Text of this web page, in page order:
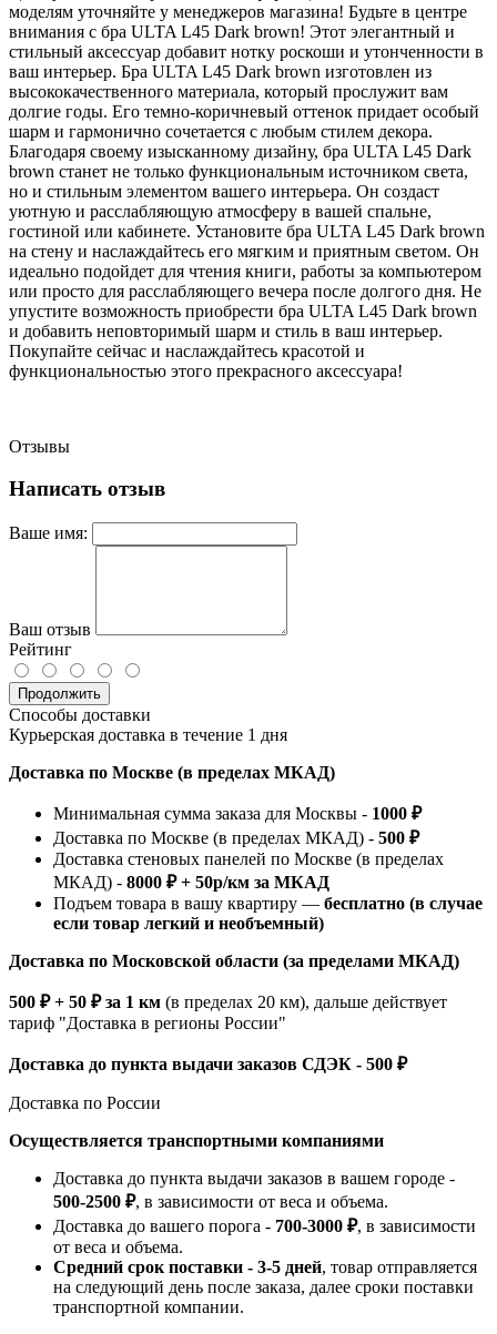
моделям уточняйте у менеджеров магазина! Будьте в центре
внимания с бра ULTA L45 Dark brown! Этот элегантный и
стильный аксессуар добавит нотку роскоши и утонченности в
ваш интерьер. Бра ULTA L45 Dark brown изготовлен из
высококачественного материала, который прослужит вам
долгие годы. Его темно-коричневый оттенок придает особый
шарм и гармонично сочетается с любым стилем декора.
Благодаря своему изысканному дизайну, бра ULTA L45 Dark
brown станет не только функциональным источником света,
но и стильным элементом вашего интерьера. Он создаст
уютную и расслабляющую атмосферу в вашей спальне,
гостиной или кабинете. Установите бра ULTA L45 Dark brown
на стену и наслаждайтесь его мягким и приятным светом. Он
идеально подойдет для чтения книги, работы за компьютером
или просто для расслабляющего вечера после долгого дня. Не
упустите возможность приобрести бра ULTA L45 Dark brown
и добавить неповторимый шарм и стиль в ваш интерьер.
Покупайте сейчас и наслаждайтесь красотой и
функциональностью этого прекрасного аксессуара!
Отзывы
Написать отзыв
Ваше имя:
Ваш отзыв
Рейтинг
Продолжить
Способы доставки
Курьерская доставка в течение 1 дня
Доставка по Москве (в пределах МКАД)
Минимальная сумма заказа для Москвы - 1000 ₽
Доставка по Москве (в пределах МКАД) - 500 ₽
Доставка стеновых панелей по Москве (в пределах
МКАД) - 8000 ₽ + 50р/км за МКАД
Подъем товара в вашу квартиру — бесплатно (в случае
если товар легкий и необъемный)
Доставка по Московской области (за пределами МКАД)
500 ₽ + 50 ₽ за 1 км (в пределах 20 км), дальше действует
тариф "Доставка в регионы России"
Доставка до пункта выдачи заказов СДЭК - 500 ₽
Доставка по России
Осуществляется транспортными компаниями
Доставка до пункта выдачи заказов в вашем городе -
500-2500 ₽, в зависимости от веса и объема.
Доставка до вашего порога - 700-3000 ₽, в зависимости
от веса и объема.
Средний срок поставки - 3-5 дней, товар отправляется
на следующий день после заказа, далее сроки поставки
транспортной компании.